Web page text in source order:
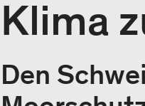
Klima
Den